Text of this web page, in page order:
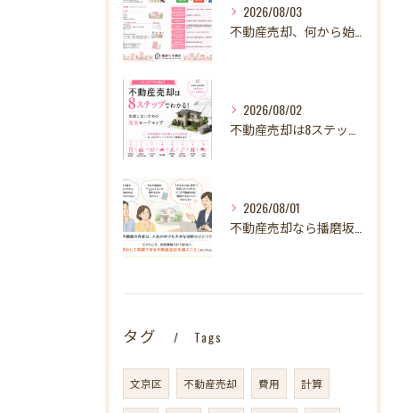
2026/08/03
2026/08/02
2026/08/01
タグ Tags
文京区 不動産売却 費用 計算